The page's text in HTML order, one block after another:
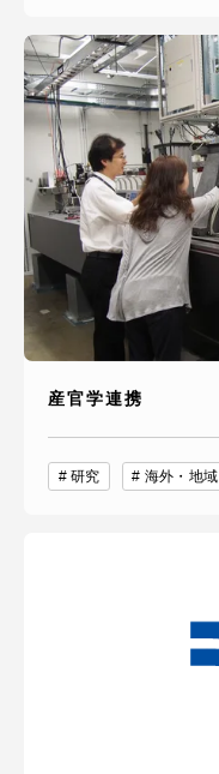
産官学連携
研究 海外・地域